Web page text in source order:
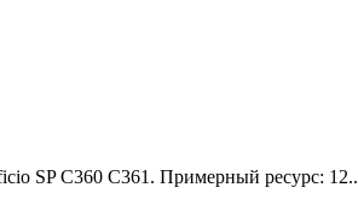
SP C360 С361. Примерный ресурс: 12..